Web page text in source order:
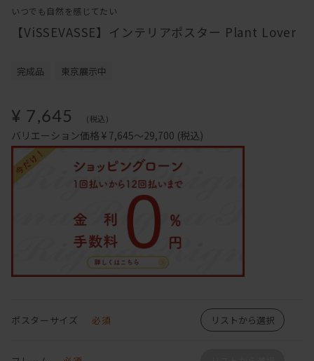
いつでも自然を感じてたい
【ViSSEVASSE】インテリアポスター Plant Lover
完成品 東京展示中
¥ 7,645 (税込)
バリエーション価格 ¥ 7,645～29,700 (税込)
ポスターサイズ 必須 リストから選択